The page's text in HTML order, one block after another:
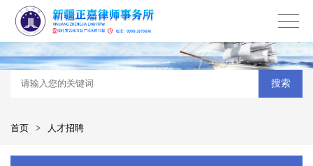
搜索
首页 > 人才招聘